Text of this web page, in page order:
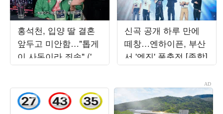
홍석천, 입양 딸 결혼
앞두고 미안함…"톱게
이 사돈이라 죄송" ('피
식쇼')
신곡 공개 하루 만에
떼창…엔하이픈, 부산
서 '엔진' 풀충전 [종합]